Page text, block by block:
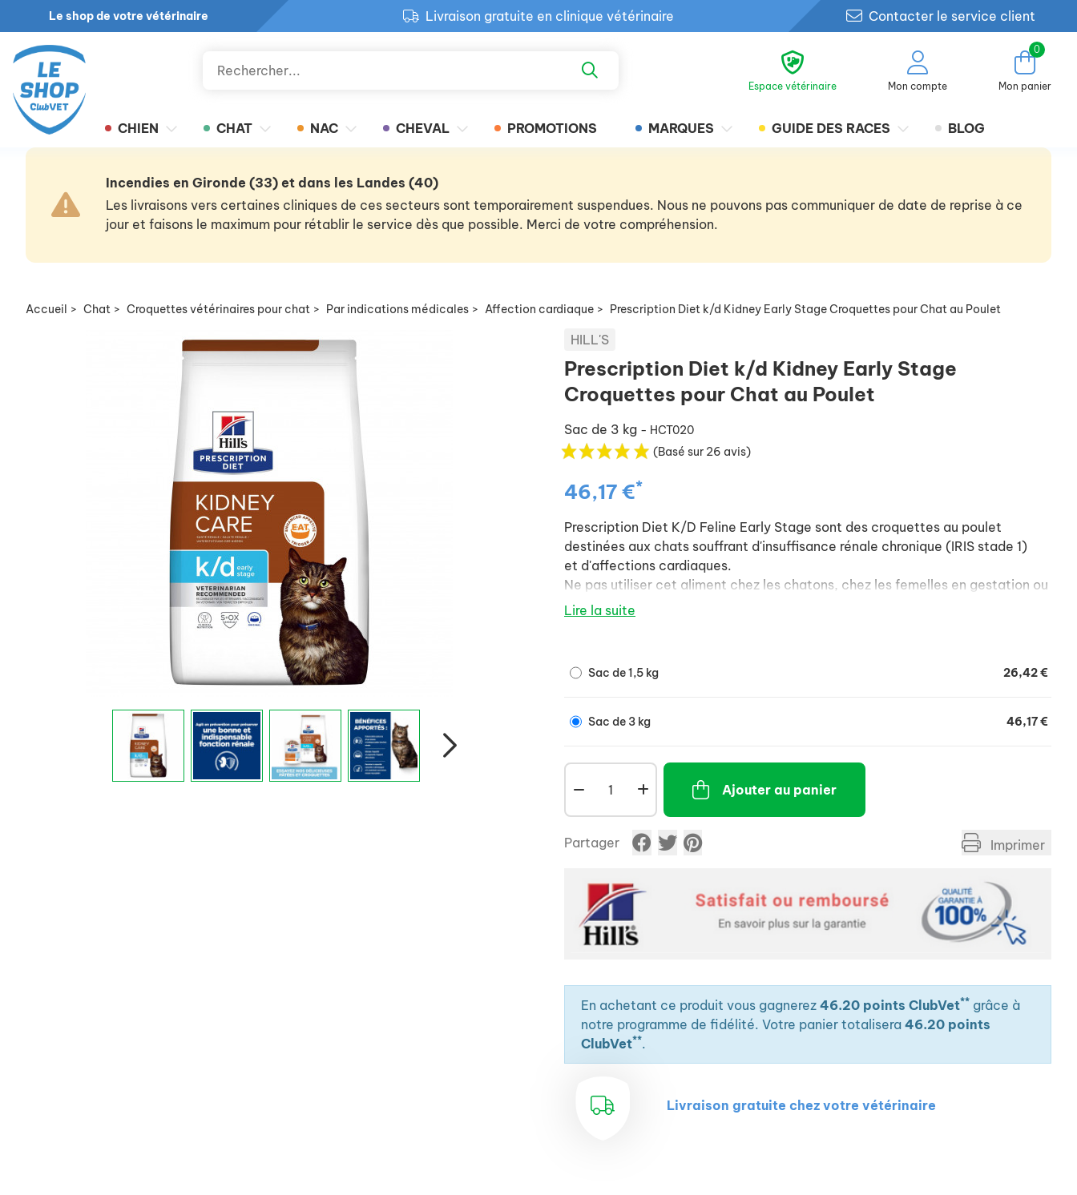
Le shop de votre vétérinaire
Livraison gratuite en clinique vétérinaire
Retour produit gratuit en clinique
Contacter le service client
Espace vétérinaire Mon compte
0
Mon panier
CHIEN CHAT NAC CHEVAL PROMOTIONS MARQUES GUIDE DES RACES BLOG
Incendies en Gironde (33) et dans les Landes (40)
Les livraisons vers certaines cliniques de ces secteurs sont temporairement suspendues. Nous ne pouvons pas communiquer de date de reprise à ce
jour et faisons le maximum pour rétablir le service dès que possible. Merci de votre compréhension.
Accueil > Chat > Croquettes vétérinaires pour chat > Par indications médicales > Affection cardiaque > Prescription Diet k/d Kidney Early Stage Croquettes pour Chat au Poulet
HILL'S
Prescription Diet k/d Kidney Early Stage
Croquettes pour Chat au Poulet
Sac de 3 kg - HCT020
(Basé sur 26 avis)
46,17 €*
Prescription Diet K/D Feline Early Stage sont des croquettes au poulet
destinées aux chats souffrant d'insuffisance rénale chronique (IRIS stade 1)
et d'affections cardiaques.
Ne pas utiliser cet aliment chez les chatons, chez les femelles en gestation ou
en lactation, chez les chats en cas de déplétion sodée et en cas de maladie
Lire la suite
Sac de 1,5 kg 26,42 €
Sac de 3 kg 46,17 €
Ajouter au panier
Partager Imprimer
En achetant ce produit vous gagnerez 46.20 points ClubVet** grâce à
notre programme de fidélité. Votre panier totalisera 46.20 points
ClubVet**.
Livraison gratuite chez votre vétérinaire